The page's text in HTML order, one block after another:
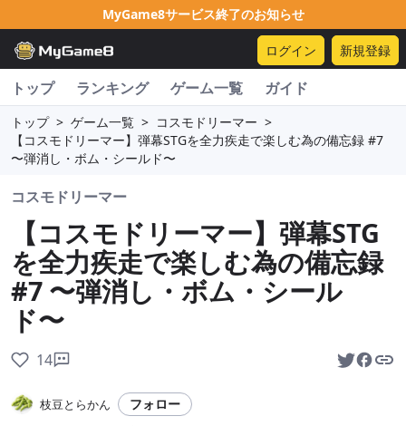
MyGame8サービス終了のお知らせ
ログイン 新規登録
トップ ランキング ゲーム一覧 ガイド
トップ > ゲーム一覧 > コスモドリーマー >
【コスモドリーマー】弾幕STGを全力疾走で楽しむ為の備忘録 #7
〜弾消し・ボム・シールド〜
コスモドリーマー
【コスモドリーマー】弾幕STG
を全力疾走で楽しむ為の備忘録
#7 〜弾消し・ボム・シール
ド〜
14
枝豆とらかん フォロー